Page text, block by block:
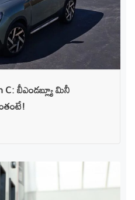
బీఎండబ్ల్యూ మినీ